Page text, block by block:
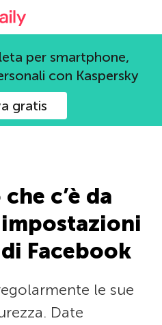
ufficiale di Kaspersky
per smartphone,
con Kaspersky
gratis
c’è da
Facebook
le sue
Date